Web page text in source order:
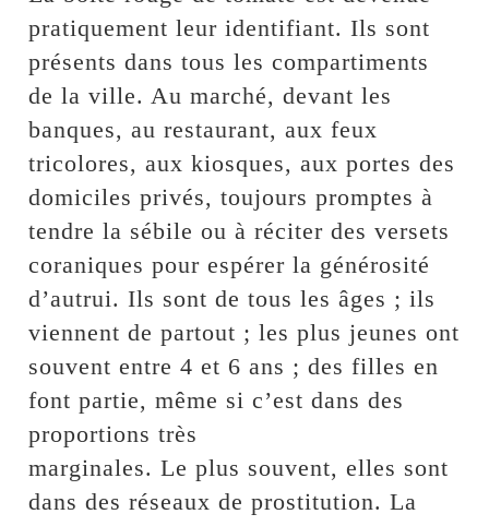
pratiquement leur identifiant. Ils sont
présents dans tous les compartiments
de la ville. Au marché, devant les
banques, au restaurant, aux feux
tricolores, aux kiosques, aux portes des
domiciles privés, toujours promptes à
tendre la sébile ou à réciter des versets
coraniques pour espérer la générosité
d’autrui. Ils sont de tous les âges ; ils
viennent de partout ; les plus jeunes ont
souvent entre 4 et 6 ans ; des filles en
font partie, même si c’est dans des
proportions très
marginales. Le plus souvent, elles sont
dans des réseaux de prostitution. La